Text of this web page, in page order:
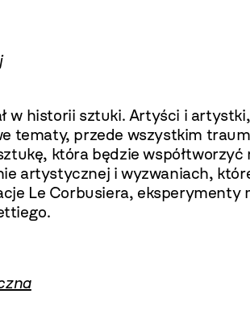
w historii sztuki. Artyści i
tematy, przede wszystkim
która będzie
artystycznej i wyzwaniach,
Le Corbusiera, eksperymenty